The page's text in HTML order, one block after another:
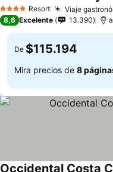
4 EstrellasResort Viaje
8,6 Excelente 13.390
De $115.194
Mira precios de 8
Occidental Costa